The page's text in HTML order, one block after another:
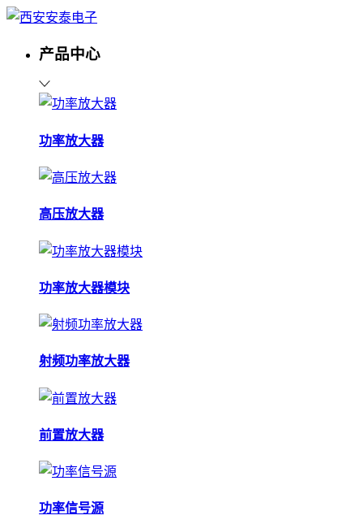
产品中心
功率放大器
高压放大器
功率放大器模块
射频功率放大器
前置放大器
功率信号源